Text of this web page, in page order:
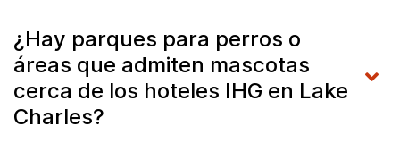
¿Hay parques para perros o
áreas que admiten mascotas
cerca de los hoteles IHG en Lake
Charles?